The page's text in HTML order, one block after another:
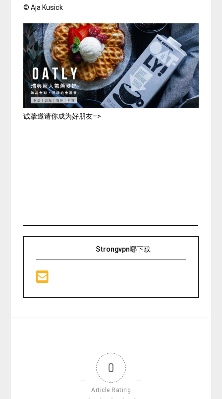
© Aja Kusick
诚挚邀请你成为好朋友–>
Strongvpn哪下载
0
Article Rating